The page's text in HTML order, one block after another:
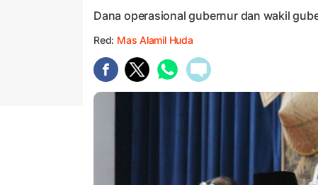
Dana operasional gubernur dan wakil
Red: Mas Alamil Huda